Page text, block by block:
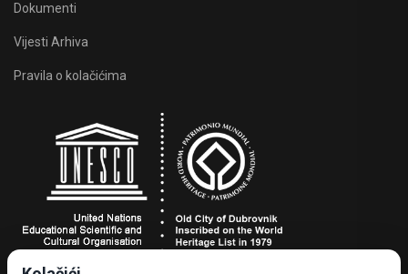
Dokumenti
Vijesti Arhiva
Pravila o kolačićima